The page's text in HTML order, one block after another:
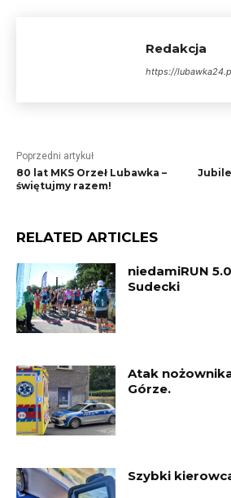
Redakcja
https://
Poprzedni artykuł
80 lat MKS Orzeł Lubawka –
świętujmy razem!
RELATED ARTICLES
niedamiRUN
Sudecki
Atak
Górze.
Szybki